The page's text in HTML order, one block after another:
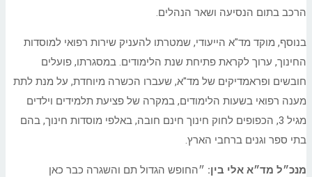
הרכב בתום הנסיעה ושאר הנהלים.
בנוסף, מוקד מד"א הייעודי, שמטרתו להעניק שירות רפואי למוסדות
החינוך, ערוך לקראת פתיחת שנת הלימודים. במסגרתו, פועלים
חובשים ופראמדיקים של מד"א, שעברו הכשרה מיוחדת, על מנת לתת
מענה רפואי בשעות הלימודים, במקרה של פציעת תלמידים וילדים
מגיל 3, הכפופים לחוק חינוך חינם חובה, באלפי מוסדות חינוך, בהם
בתי ספר וגנים ברחבי הארץ.
מנכ״ל מד״א אלי בין: ״החופש הגדול תם והשגרה כבר כאן